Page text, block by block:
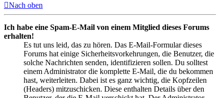
Nach oben
Ich habe eine Spam-E-Mail von einem Mitglied dieses Forums
erhalten!
Es tut uns leid, das zu hören. Das E-Mail-Formular dieses
Forums hat einige Sicherheitsvorkehrungen, die Benutzer, die
solche Nachrichten senden, identifizieren sollen. Du solltest
einem Administrator die komplette E-Mail, die du bekommen
hast, weiterleiten. Dabei ist es ganz wichtig, die Kopfzeilen
(Headers) mitzuschicken. Diese enthalten Details über den